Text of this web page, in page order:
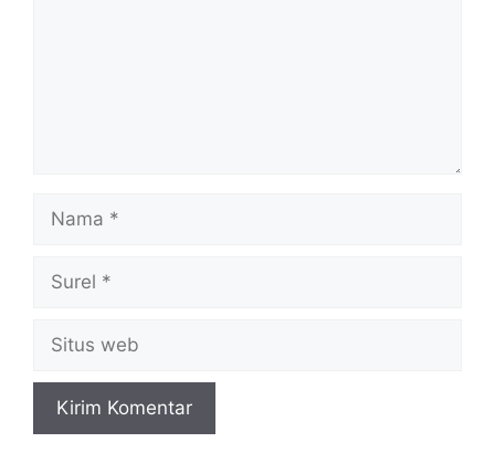
Nama
Surel
Situs
web